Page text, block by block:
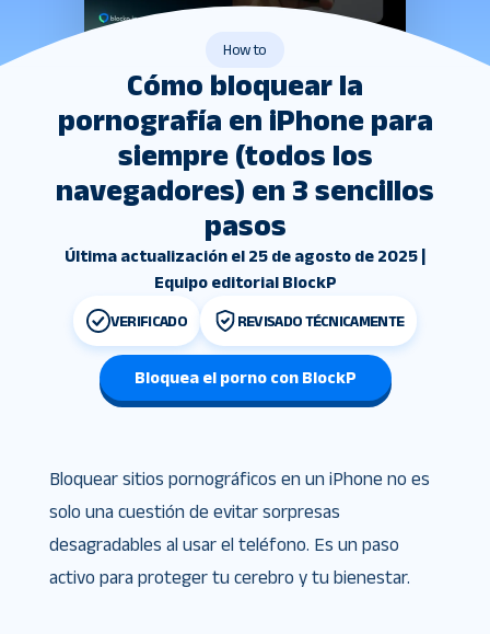
How to
Cómo bloquear la
pornografía en iPhone para
siempre (todos los
navegadores) en 3 sencillos
pasos
Última actualización el 25 de agosto de 2025 |
Equipo editorial BlockP
VERIFICADO REVISADO TÉCNICAMENTE
Bloquea el porno con BlockP
Bloquear sitios pornográficos en un iPhone no es
solo una cuestión de evitar sorpresas
desagradables al usar el teléfono. Es un paso
activo para proteger tu cerebro y tu bienestar.